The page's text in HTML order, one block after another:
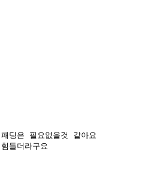
딩은 필요없을것 같아요
들더라구요